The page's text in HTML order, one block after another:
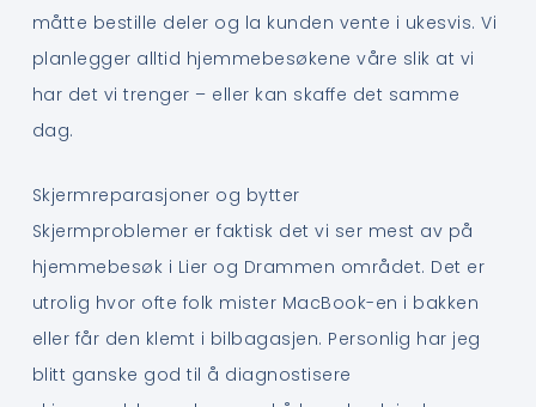
måtte bestille deler og la kunden vente i ukesvis. Vi
planlegger alltid hjemmebesøkene våre slik at vi
har det vi trenger – eller kan skaffe det samme
dag.
Skjermreparasjoner og bytter
Skjermproblemer er faktisk det vi ser mest av på
hjemmebesøk i Lier og Drammen området. Det er
utrolig hvor ofte folk mister MacBook-en i bakken
eller får den klemt i bilbagasjen. Personlig har jeg
blitt ganske god til å diagnostisere